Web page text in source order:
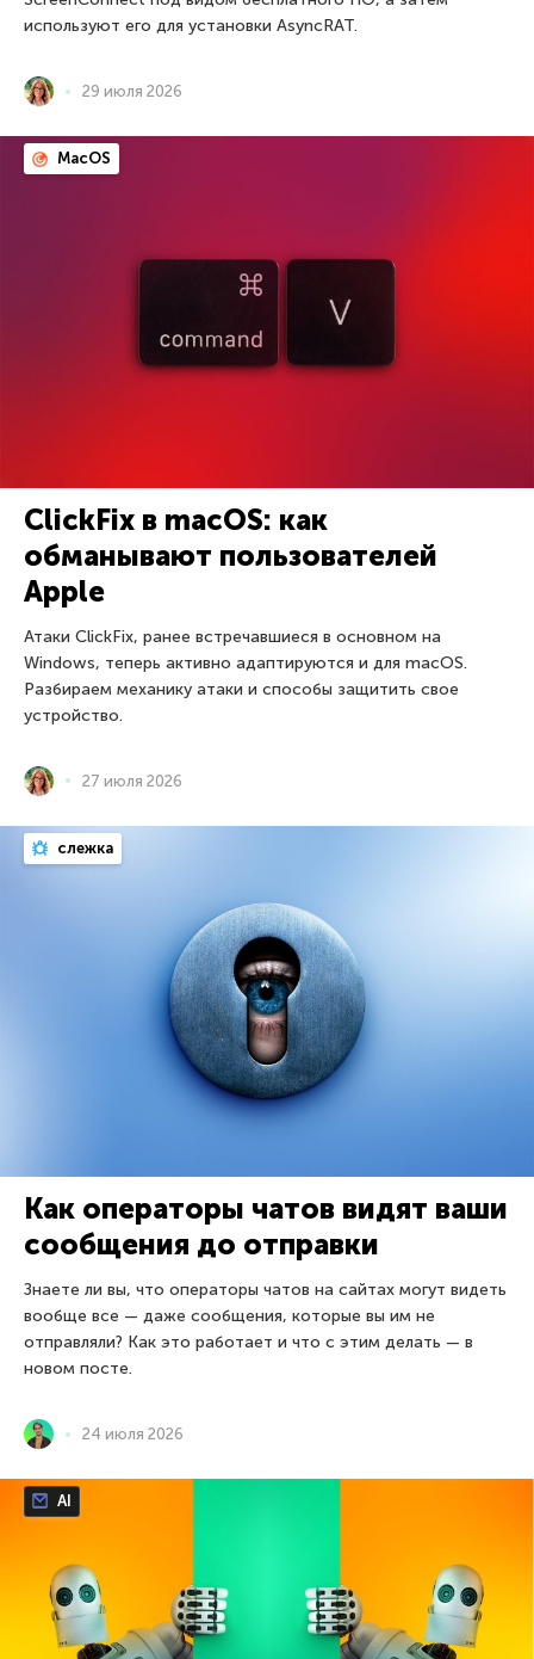
используют его для установки AsyncRAT.
29 июля 2026
MacOS
ClickFix в macOS: как
обманывают пользователей
Apple
Атаки ClickFix, ранее встречавшиеся в основном на
Windows, теперь активно адаптируются и для macOS.
Разбираем механику атаки и способы защитить свое
устройство.
27 июля 2026
слежка
Как операторы чатов видят ваши
сообщения до отправки
Знаете ли вы, что операторы чатов на сайтах могут видеть
вообще все — даже сообщения, которые вы им не
отправляли? Как это работает и что с этим делать — в
новом посте.
24 июля 2026
AI